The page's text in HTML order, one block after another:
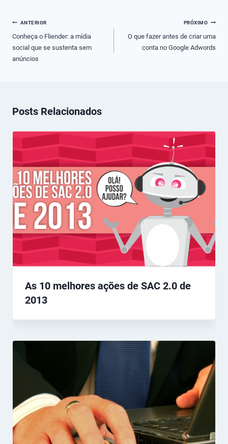
Navegação
de
Post
ANTERIOR
Conheça o Fliender: a mídia
social que se sustenta sem
anúncios
PRÓXIMO
O que fazer antes de criar uma
conta no Google Adwords
Posts Relacionados
As 10 melhores ações de SAC 2.0 de
2013